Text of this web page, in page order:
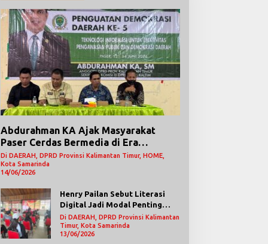
Abdurahman KA Ajak Masyarakat
Paser Cerdas Bermedia di Era
Demokrasi Digital
Di DAERAH, DPRD Provinsi Kalimantan Timur, HOME,
Kota Samarinda
14/06/2026
Henry Pailan Sebut Literasi
Digital Jadi Modal Penting
Wujudkan Demokrasi yang
Lebih Terbuka
Di DAERAH, DPRD Provinsi Kalimantan
Timur, Kota Samarinda
13/06/2026